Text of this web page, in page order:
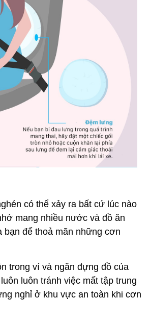
có thể xảy ra bất cứ lúc nào
mang nhiều nước và đồ ăn
bạn để thoả mãn những cơn
trong ví và ngăn đựng đồ của
luôn tránh việc mất tập trung
nghỉ ở khu vực an toàn khi cơn